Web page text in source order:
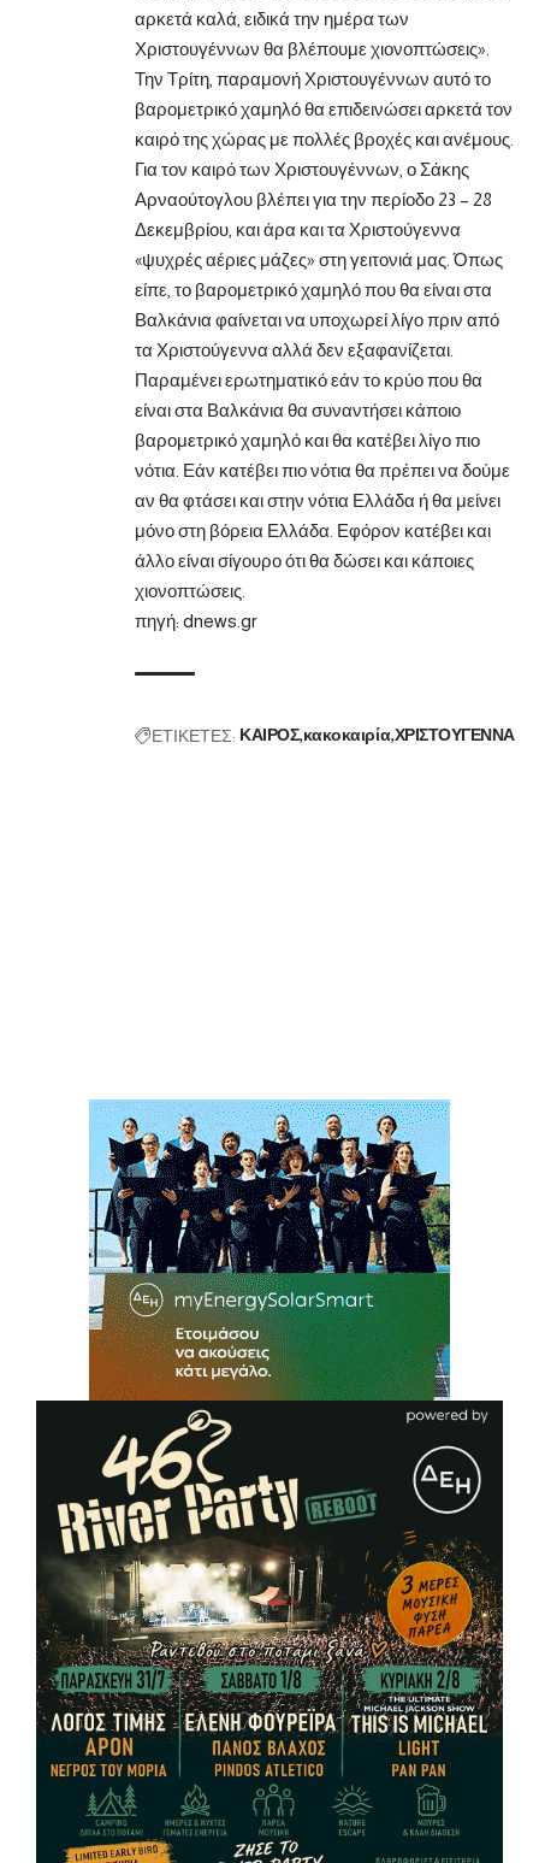
αρκετά καλά, ειδικά την ημέρα των
Χριστουγέννων θα βλέπουμε χιονοπτώσεις».
Την Τρίτη, παραμονή Χριστουγέννων αυτό το
βαρομετρικό χαμηλό θα επιδεινώσει αρκετά τον
καιρό της χώρας με πολλές βροχές και ανέμους.
Για τον καιρό των Χριστουγέννων, ο Σάκης
Αρναούτογλου βλέπει για την περίοδο 23 – 28
Δεκεμβρίου, και άρα και τα Χριστούγεννα
«ψυχρές αέριες μάζες» στη γειτονιά μας. Όπως
είπε, το βαρομετρικό χαμηλό που θα είναι στα
Βαλκάνια φαίνεται να υποχωρεί λίγο πριν από
τα Χριστούγεννα αλλά δεν εξαφανίζεται.
Παραμένει ερωτηματικό εάν το κρύο που θα
είναι στα Βαλκάνια θα συναντήσει κάποιο
βαρομετρικό χαμηλό και θα κατέβει λίγο πιο
νότια. Εάν κατέβει πιο νότια θα πρέπει να δούμε
αν θα φτάσει και στην νότια Ελλάδα ή θα μείνει
μόνο στη βόρεια Ελλάδα. Εφόρον κατέβει και
άλλο είναι σίγουρο ότι θα δώσει και κάποιες
χιονοπτώσεις.
πηγή: dnews.gr
ΕΤΙΚΕΤΕΣ: ΚΑΙΡΟΣ κακοκαιρία ΧΡΙΣΤΟΥΓΕΝΝΑ